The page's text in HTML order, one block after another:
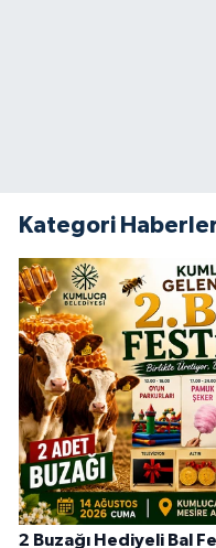
Kategori
2 Buzağı Hediyeli Bal